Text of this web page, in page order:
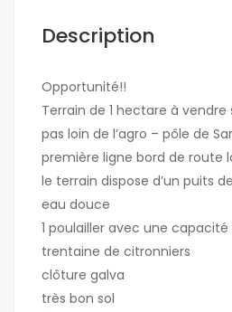
Description
Opportunité!!
Terrain de 1 hectare à vendre
pas loin de l’agro – pôle de
première ligne bord de route
le terrain dispose d’un puits
eau douce
1 poulailler avec une
trentaine de citronniers
clôture galva
très bon sol